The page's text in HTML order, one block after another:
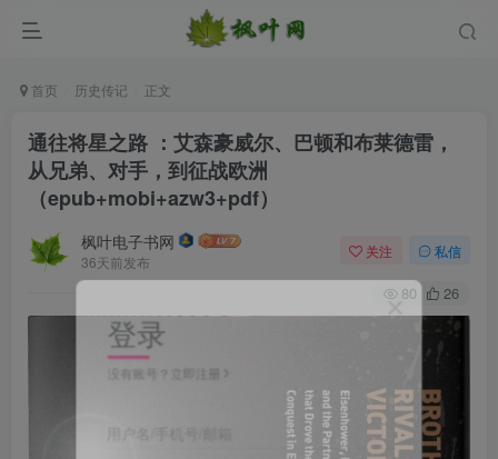
首页 历史传记 正文
通往将星之路 ：艾森豪威尔、巴顿和布莱德雷，
从兄弟、对手，到征战欧洲
（epub+mobi+azw3+pdf）
枫叶电子书网
36天前发布
关注 私信
80 26
登录
没有账号？立即注册
用户名/手机号/邮箱